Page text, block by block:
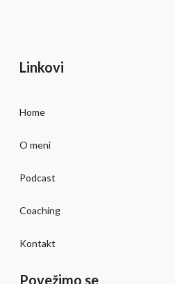
Linkovi
Home
O meni
Podcast
Coaching
Kontakt
Povežimo se